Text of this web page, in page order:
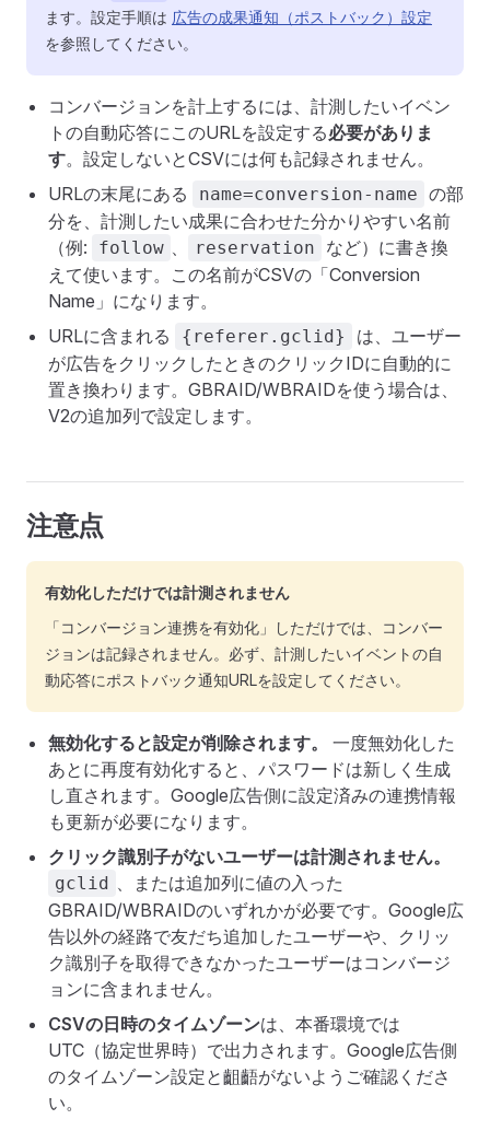
ます。設定手順は 広告の成果通知（ポストバック）設定
を参照してください。
コンバージョンを計上するには、計測したいイベン
トの自動応答にこのURLを設定する必要がありま
す。設定しないとCSVには何も記録されません。
URLの末尾にある
name=conversion-name の部
分を、計測したい成果に合わせた分かりやすい名前
（例:
follow reservation
など）に書き換
えて使います。この名前がCSVの「Conversion
Name」になります。
URLに含まれる
{referer.gclid}
は、ユーザー
が広告をクリックしたときのクリックIDに自動的に
置き換わります。GBRAID/WBRAIDを使う場合は、
V2の追加列で設定します。
注意点
有効化しただけでは計測されません
「コンバージョン連携を有効化」しただけでは、コンバー
ジョンは記録されません。必ず、計測したいイベントの自
動応答にポストバック通知URLを設定してください。
無効化すると設定が削除されます。
一度無効化した
あとに再度有効化すると、パスワードは新しく生成
し直されます。Google広告側に設定済みの連携情報
も更新が必要になります。
クリック識別子がないユーザーは計測されません。
gclid
、または追加列に値の入った
GBRAID/WBRAIDのいずれかが必要です。Google広
告以外の経路で友だち追加したユーザーや、クリッ
ク識別子を取得できなかったユーザーはコンバージ
ョンに含まれません。
CSVの日時のタイムゾーンは、本番環境では
UTC（協定世界時）で出力されます。Google広告側
のタイムゾーン設定と齟齬がないようご確認くださ
い。